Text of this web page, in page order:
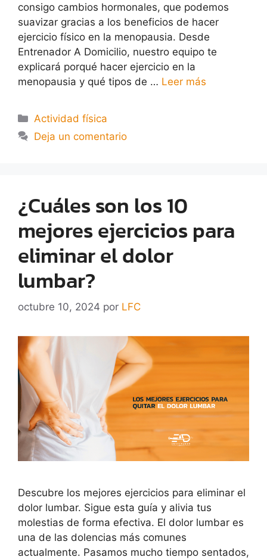
consigo cambios hormonales, que podemos
suavizar gracias a los beneficios de hacer
ejercicio físico en la menopausia. Desde
Entrenador A Domicilio, nuestro equipo te
explicará porqué hacer ejercicio en la
menopausia y qué tipos de … Leer más
Actividad física
Deja un comentario
¿Cuáles son los 10
mejores ejercicios para
eliminar el dolor
lumbar?
octubre 10, 2024 por LFC
Descubre los mejores ejercicios para eliminar el
dolor lumbar. Sigue esta guía y alivia tus
molestias de forma efectiva. El dolor lumbar es
una de las dolencias más comunes
actualmente. Pasamos mucho tiempo sentados,